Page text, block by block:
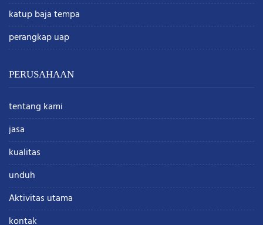
katup baja tempa
perangkap uap
PERUSAHAAN
tentang kami
jasa
kualitas
unduh
Aktivitas utama
kontak